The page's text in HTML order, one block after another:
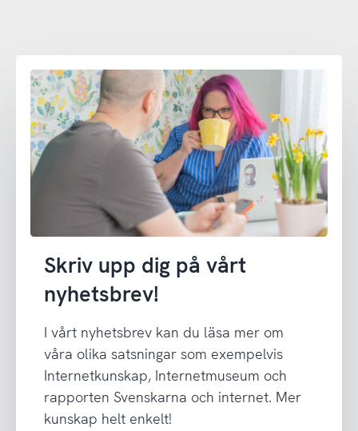
Skriv upp dig på vårt
nyhetsbrev!
I vårt nyhetsbrev kan du läsa mer om
våra olika satsningar som exempelvis
Internetkunskap, Internetmuseum och
rapporten Svenskarna och internet. Mer
kunskap helt enkelt!